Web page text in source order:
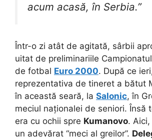
acum acasă, în Serbia.”
Într-o zi atât de agitată, sârbii
uitat de preliminariile
de fotbal Euro 2000. După ce
reprezentativa de tineret a bătut
în această seară, la Salonic, în
meciul naționalei de seniori. Însă
era cu ochii spre Kumanovo.
un adevărat “meci al greilor”.